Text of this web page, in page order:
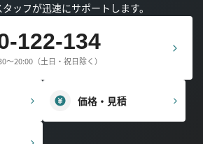
ッフが迅速にサポートします。
122-134
～20:00（土日・祝日除く）
価格・見積